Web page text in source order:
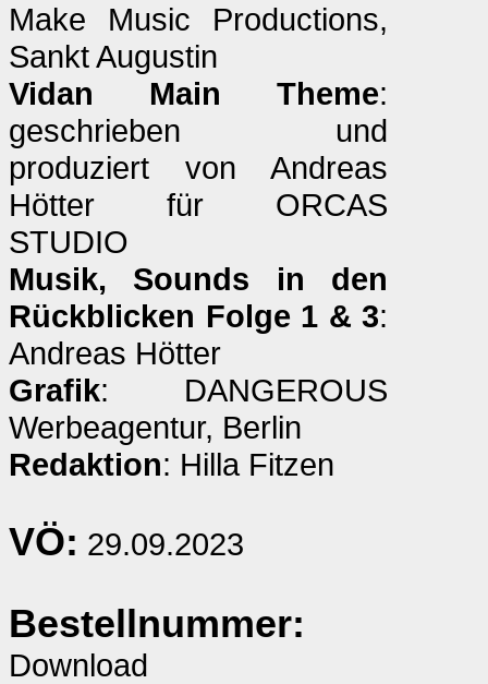
Make Music Productions,
Sankt Augustin
Vidan Main Theme:
geschrieben und
produziert von Andreas
Hötter für ORCAS
STUDIO
Musik, Sounds in den
Rückblicken Folge 1 & 3:
Andreas Hötter
Grafik: DANGEROUS
Werbeagentur, Berlin
Redaktion: Hilla Fitzen
VÖ: 29.09.2023
Bestellnummer:
Download